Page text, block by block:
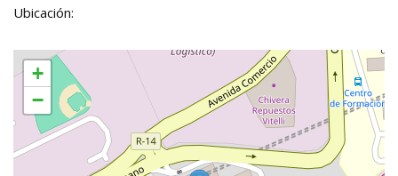
Ubicación:
+
−